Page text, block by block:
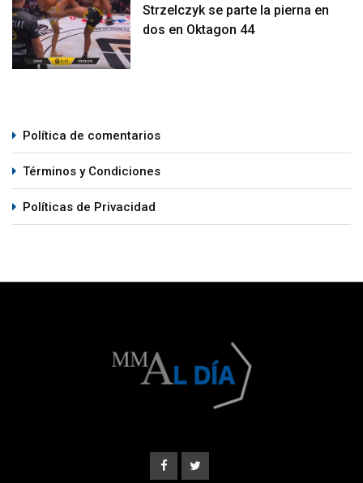
Strzelczyk se parte la pierna en
dos en Oktagon 44
Política de comentarios
Términos y Condiciones
Políticas de Privacidad